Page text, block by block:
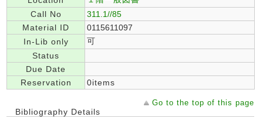
Call No
311.1//85
Material ID
0115611097
In-Lib only
可
Status
Due Date
Reservation
0items
Go to the top of this page
Bibliography Details